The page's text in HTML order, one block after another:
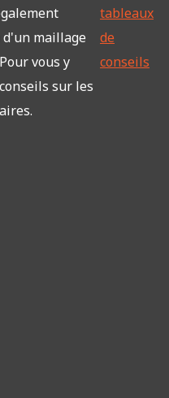
maillage
vous y
sur les
tableaux
de
conseils